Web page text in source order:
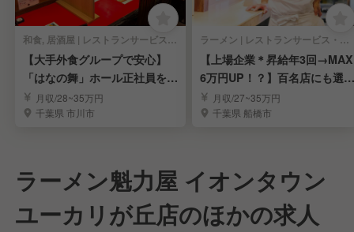
和食, 居酒屋 | レストランサービス・ホールスタッフ
【大手外食グループで安心】
「はなの舞」ホール正社員を募
集 月収/28~35万円
千葉県 市川市
ラーメン | レストランサービス・ホールスタッフ
【上場企業＊昇給年3回→MAX
6万円UP！？】百名店にも選ば
れたラーメン屋
月収/27~35万円
千葉県 船橋市
ラーメン魁力屋 イオンタウン
ユーカリが丘店のほかの求人